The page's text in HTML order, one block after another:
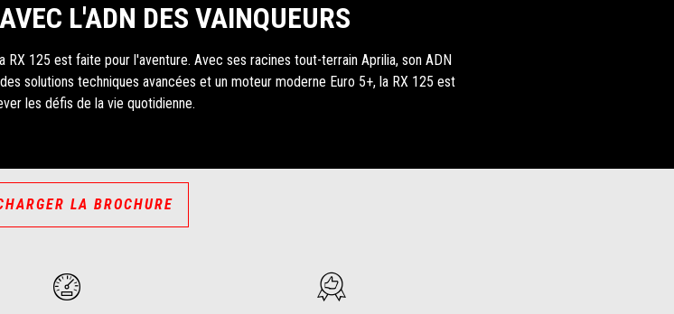
L'ADN DES VAINQUEURS
RX 125 est faite pour l'aventure. Avec ses racines tout-terrain Aprilia, son ADN
solutions techniques avancées et un moteur moderne Euro 5+, la RX 125 est
les défis de la vie quotidienne.
LA BROCHURE